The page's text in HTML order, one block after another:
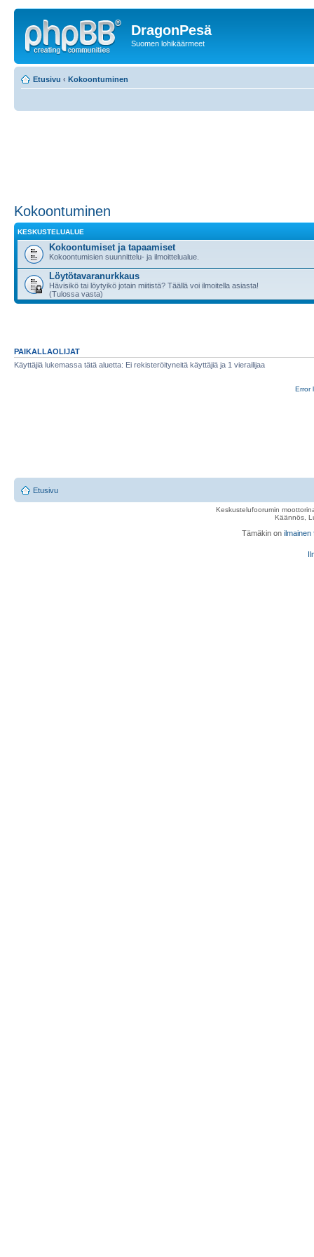
DragonPesä
Suomen lohikäärmeet
Etusivu ‹ Kokoontuminen
Kokoontuminen
KESKUSTELUALUE
Kokoontumiset ja tapaamiset
Kokoontumisien suunnittelu- ja ilmoittelualue.
Löytötavaranurkkaus
Hävisikö tai löytyikö jotain miitistä? Täällä voi ilmoitella asiasta!
(Tulossa vasta)
PAIKALLAOLIJAT
Käyttäjiä lukemassa tätä aluetta: Ei rekisteröityneitä käyttäjiä ja 1 vierailijaa
Error
Etusivu
Keskustelufoorumin
Käännös,
Tämäkin on ilmainen